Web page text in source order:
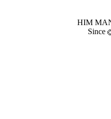
HIM
Since